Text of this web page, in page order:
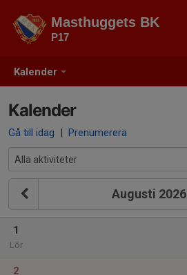
Kalender
Masthuggets BK
P17
Kalender
Gå till idag | Prenumerera
Augusti 2026
1
Lör
2